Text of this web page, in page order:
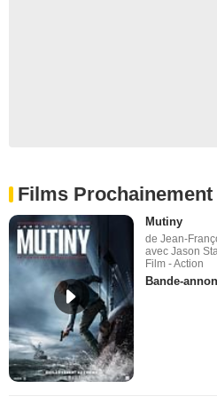
Films Prochainement
Mutiny
de Jean-
avec Jason
Film - Action
Bande-